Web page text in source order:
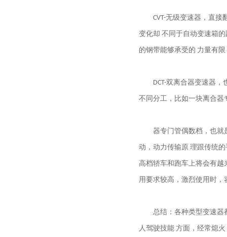
CVT-无级变速器，直接
变化却 不同于自动变速箱
的钢带能够承受的 力量有
DCT-双离合器变速器，也
不同分工，比如一块离合
器专门管偶数档，也就是
动，动力传输原 理跟传统
高档轿车和跑车上将会有
用要求较高，激烈使用时，
总结：各种类型变速器都
人驾驶技能 方面，经常熄